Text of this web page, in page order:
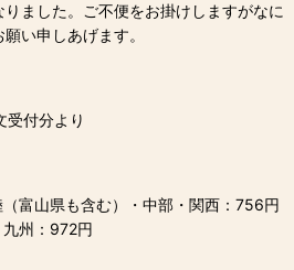
ました。ご不便をお掛けしますがなに
い申しあげます。
付分より
（富山県も含む）・中部・関西：756円
九州：972円